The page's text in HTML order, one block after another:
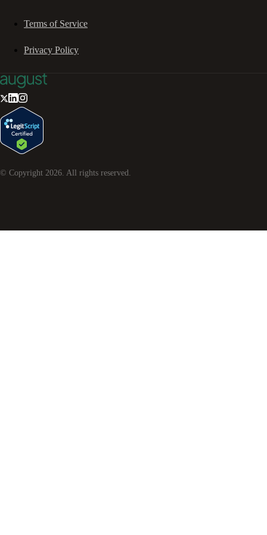
Terms of Service
Privacy Policy
© Copyright 2026 . All rights reserved.